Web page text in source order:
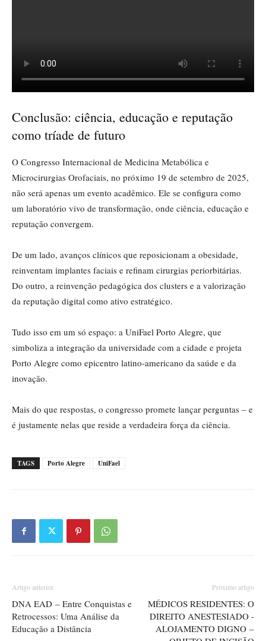
Conclusão: ciência, educação e reputação
como tríade de futuro
O Congresso Internacional de Medicina Metabólica e
Microcirurgias Orofaciais, no próximo 19 de setembro de 2025,
não será apenas um evento acadêmico. Ele se configura como
um laboratório vivo de transformação, onde ciência, educação e
reputação convergem.
De um lado, avanços clínicos que reposicionam a obesidade,
reinventam implantes faciais e refinam cirurgias periorbitárias.
Do outro, a reinvenção pedagógica dos clusters e a valorização
da reputação digital como ativo estratégico.
Tudo isso em um só espaço: a UniFael Porto Alegre, que
simboliza a integração da universidade com a cidade e projeta
Porto Alegre como epicentro latino-americano da saúde e da
inovação.
Mais do que respostas, o congresso promete lançar perguntas – e
é justamente nelas que reside a verdadeira força da ciência.
TAGS Porto Alegre UniFael
Artigo anterior
DNA EAD – Entre Conquistas e
Retrocessos: Uma Análise da
Educação a Distância
Próximo artigo
MÉDICOS RESIDENTES: O
DIREITO ANESTESIADO -
ALOJAMENTO DIGNO –